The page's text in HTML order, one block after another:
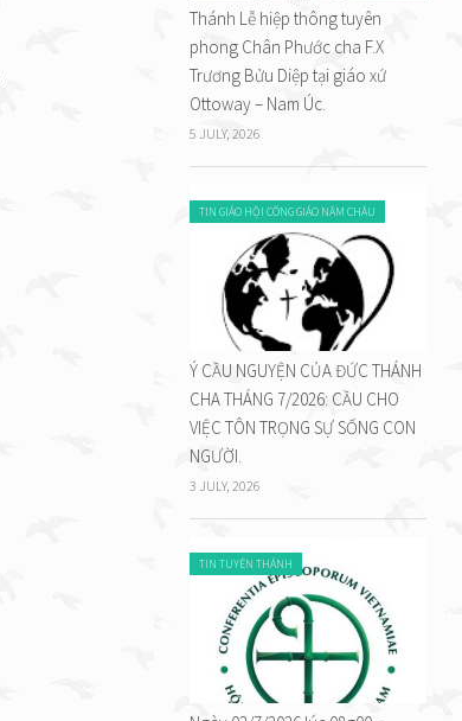
Thánh Lễ hiệp thông tuyên
phong Chân Phước cha F.X
Trương Bửu Diệp tại giáo xứ
Ottoway – Nam Úc.
5 JULY, 2026
TIN GIÁO HỘI CÔNG GIÁO NĂM CHÂU
Ý CẦU NGUYỆN CỦA ĐỨC THÁNH
CHA THÁNG 7/2026: CẦU CHO
VIỆC TÔN TRỌNG SỰ SỐNG CON
NGƯỜI.
3 JULY, 2026
TIN TUYÊN THÁNH